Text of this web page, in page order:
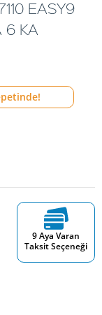
EASY9
6 KA
9 Aya Varan
Taksit Seçeneği